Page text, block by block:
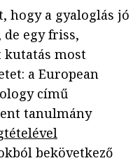
hogy a gyaloglás jó
de egy friss,
kutatás most
a European
című
tanulmány
bekövetkező